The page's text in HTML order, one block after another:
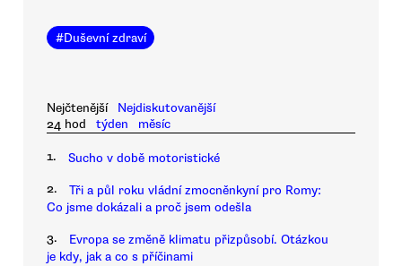
#Duševní zdraví
Nejčtenější
Nejdiskutovanější
24 hod
týden měsíc
1. Sucho v době motoristické
2.
Tři a půl roku vládní zmocněnkyní pro Romy:
Co jsme dokázali a proč jsem odešla
3.
Evropa se změně klimatu přizpůsobí. Otázkou
je kdy, jak a co s příčinami